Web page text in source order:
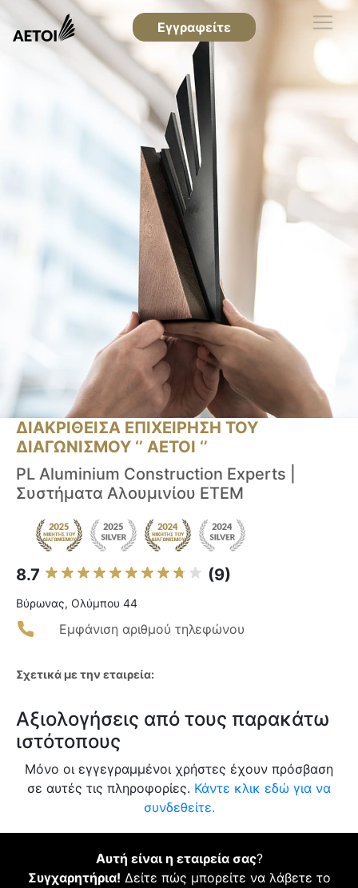
Εγγραφείτε
ΔΙΑΚΡΙΘΕΙΣΑ ΕΠΙΧΕΙΡΗΣΗ ΤΟΥ
ΔΙΑΓΩΝΙΣΜΟΥ ‘’ ΑΕΤΟΙ ‘’
PL Aluminium Construction Experts |
Συστήματα Αλουμινίου ETEM
8.7 (9)
Βύρωνας, Ολύμπου 44
Εμφάνιση αριθμού τηλεφώνου
Σχετικά με την εταιρεία:
Αξιολογήσεις από τους παρακάτω
ιστότοπους
Μόνο οι εγγεγραμμένοι χρήστες έχουν πρόσβαση
σε αυτές τις πληροφορίες. Κάντε κλικ εδώ για να
συνδεθείτε.
Αυτή είναι η εταιρεία σας?
Συγχαρητήρια! Δείτε πώς μπορείτε να λάβετε το